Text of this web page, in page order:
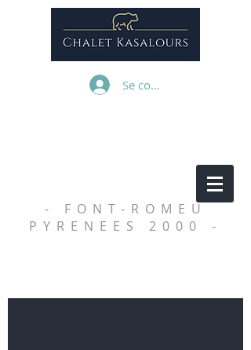
Se connecter
- FONT-ROMEU
PYRENEES 2000 -